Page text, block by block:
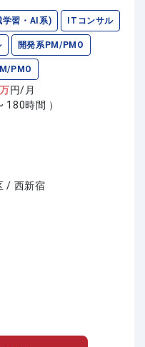
習・AI系) ITコンサル
開発系PM/PMO
PMO
万円/月
180時間 ）
/ 西新宿